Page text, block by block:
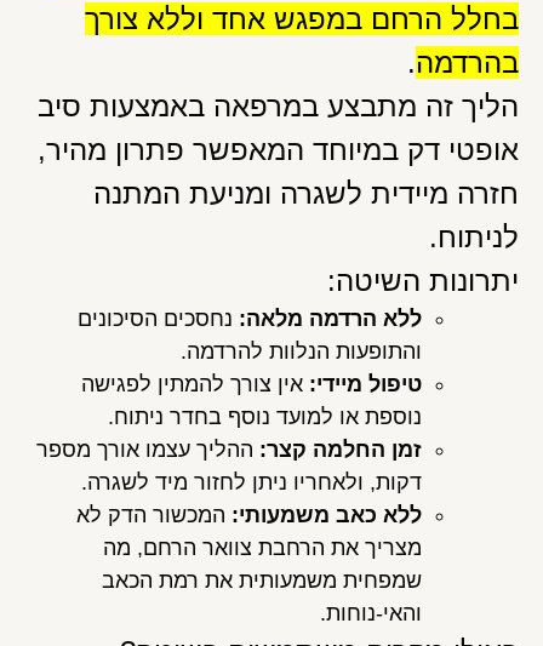
בחלל הרחם במפגש אחד וללא צורך
בהרדמה.
הליך זה מתבצע במרפאה באמצעות סיב
אופטי דק במיוחד המאפשר פתרון מהיר,
חזרה מיידית לשגרה ומניעת המתנה
לניתוח.
יתרונות השיטה:
ללא הרדמה מלאה: נחסכים הסיכונים
והתופעות הנלוות להרדמה.
טיפול מיידי: אין צורך להמתין לפגישה
נוספת או למועד נוסף בחדר ניתוח.
זמן החלמה קצר: ההליך עצמו אורך מספר
דקות, ולאחריו ניתן לחזור מיד לשגרה.
ללא כאב משמעותי: המכשור הדק לא
מצריך את הרחבת צוואר הרחם, מה
שמפחית משמעותית את רמת הכאב
והאי-נוחות.